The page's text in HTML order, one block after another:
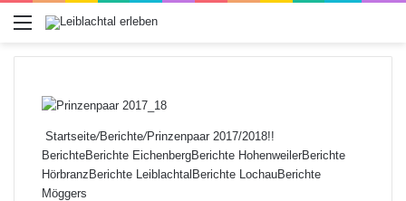
Menü
Startseite/Berichte/Prinzenpaar 2017/2018!!
BerichteBerichte EichenbergBerichte HohenweilerBerichte
Hörbranz Berichte Leiblachtal Berichte LochauBerichte
Möggers